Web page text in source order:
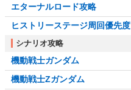
エターナルロード攻略
ヒストリーステージ周回優先度
シナリオ攻略
機動戦士ガンダム
機動戦士Zガンダム